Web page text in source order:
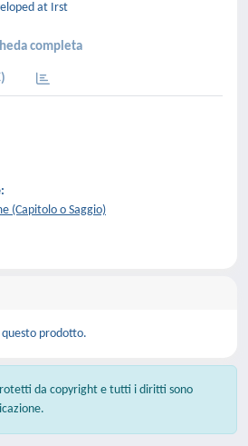
at Irst
completa
(Capitolo o Saggio)
questo prodotto.
da copyright e tutti i diritti sono